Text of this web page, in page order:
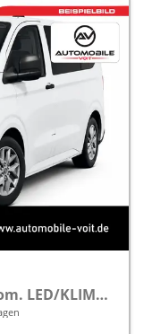
Transporter 2.0TDI 170PS Autom. LED/KLIMA/PDC/LANE ASSIST frei konfigurierbar!